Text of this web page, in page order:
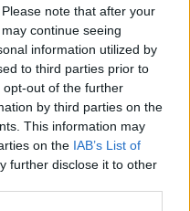
note that after your
continue seeing
information utilized by
to third parties prior to
out of the further
by third parties on the
This information may
on the IAB’s List of
further disclose it to other
la modifica all’orario di
subiranno le sediPunto
dilavori al sistema
Frascani 8 a Pisanova,
e il recupero crediti in